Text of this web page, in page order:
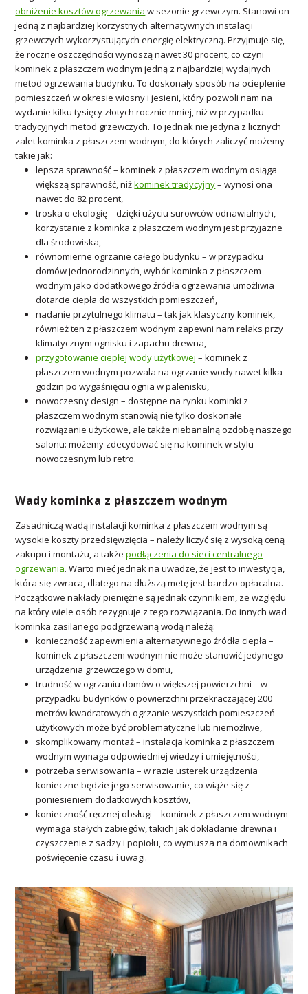
obniżenie kosztów ogrzewania w sezonie grzewczym. Stanowi on
jedną z najbardziej korzystnych alternatywnych instalacji
grzewczych wykorzystujących energię elektryczną. Przyjmuje się,
że roczne oszczędności wynoszą nawet 30 procent, co czyni
kominek z płaszczem wodnym jedną z najbardziej wydajnych
metod ogrzewania budynku. To doskonały sposób na ocieplenie
pomieszczeń w okresie wiosny i jesieni, który pozwoli nam na
wydanie kilku tysięcy złotych rocznie mniej, niż w przypadku
tradycyjnych metod grzewczych. To jednak nie jedyna z licznych
zalet kominka z płaszczem wodnym, do których zaliczyć możemy
takie jak:
lepsza sprawność – kominek z płaszczem wodnym osiąga
większą sprawność, niżkominek tradycyjny– wynosi ona
nawet do 82 procent,
troska o ekologię – dzięki użyciu surowców odnawialnych,
korzystanie z kominka z płaszczem wodnym jest przyjazne
dla środowiska,
równomierne ogrzanie całego budynku – w przypadku
domów jednorodzinnych, wybór kominka z płaszczem
wodnym jako dodatkowego źródła ogrzewania umożliwia
dotarcie ciepła do wszystkich pomieszczeń,
nadanie przytulnego klimatu – tak jak klasyczny kominek,
również ten z płaszczem wodnym zapewni nam relaks przy
klimatycznym ognisku i zapachu drewna,
przygotowanie ciepłej wody użytkowej – kominek z
płaszczem wodnym pozwala na ogrzanie wody nawet kilka
godzin po wygaśnięciu ognia w palenisku,
nowoczesny design – dostępne na rynku kominki z
płaszczem wodnym stanowią nie tylko doskonałe
rozwiązanie użytkowe, ale także niebanalną ozdobę naszego
salonu: możemy zdecydować się na kominek w stylu
nowoczesnym lub retro.
Wady kominka z płaszczem wodnym
Zasadniczą wadą instalacji kominka z płaszczem wodnym są
wysokie koszty przedsięwzięcia – należy liczyć się z wysoką ceną
zakupu i montażu, a takżepodłączenia do sieci centralnego
ogrzewania. Warto mieć jednak na uwadze, że jest to inwestycja,
która się zwraca, dlatego na dłuższą metę jest bardzo opłacalna.
Początkowe nakłady pieniężne są jednak czynnikiem, ze względu
na który wiele osób rezygnuje z tego rozwiązania. Do innych wad
kominka zasilanego podgrzewaną wodą należą:
konieczność zapewnienia alternatywnego źródła ciepła –
kominek z płaszczem wodnym nie może stanowić jedynego
urządzenia grzewczego w domu,
trudność w ogrzaniu domów o większej powierzchni – w
przypadku budynków o powierzchni przekraczającej 200
metrów kwadratowych ogrzanie wszystkich pomieszczeń
użytkowych może być problematyczne lub niemożliwe,
skomplikowany montaż – instalacja kominka z płaszczem
wodnym wymaga odpowiedniej wiedzy i umiejętności,
potrzeba serwisowania – w razie usterek urządzenia
konieczne będzie jego serwisowanie, co wiąże się z
poniesieniem dodatkowych kosztów,
konieczność ręcznej obsługi – kominek z płaszczem wodnym
wymaga stałych zabiegów, takich jak dokładanie drewna i
czyszczenie z sadzy i popiołu, co wymusza na domownikach
poświęcenie czasu i uwagi.